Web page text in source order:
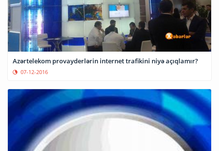
Azərtelekom provayderlərin internet trafikini niyə açıqlamır?
07-12-2016